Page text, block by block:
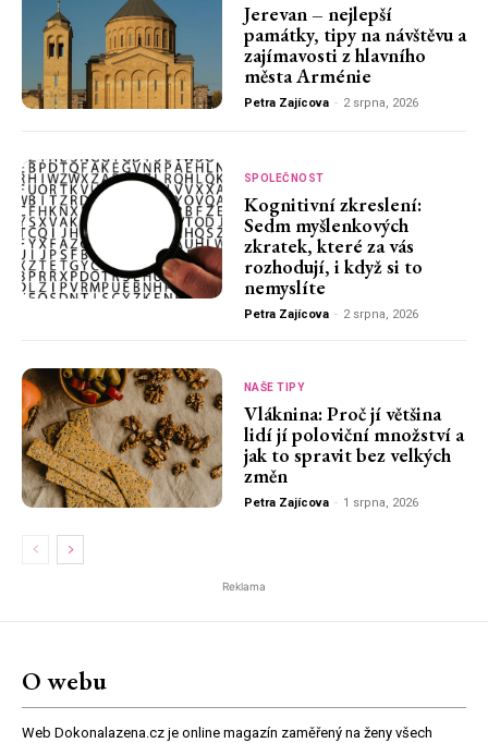
Jerevan – nejlepší
památky, tipy na návštěvu a
zajímavosti z hlavního
města Arménie
Petra Zajícova - 2 srpna, 2026
SPOLEČNOST
Kognitivní zkreslení:
Sedm myšlenkových
zkratek, které za vás
rozhodují, i když si to
nemyslíte
Petra Zajícova - 2 srpna, 2026
NAŠE TIPY
Vláknina: Proč jí většina
lidí jí poloviční množství a
jak to spravit bez velkých
změn
Petra Zajícova - 1 srpna, 2026
Reklama
O webu
Web Dokonalazena.cz je online magazín zaměřený na ženy všech